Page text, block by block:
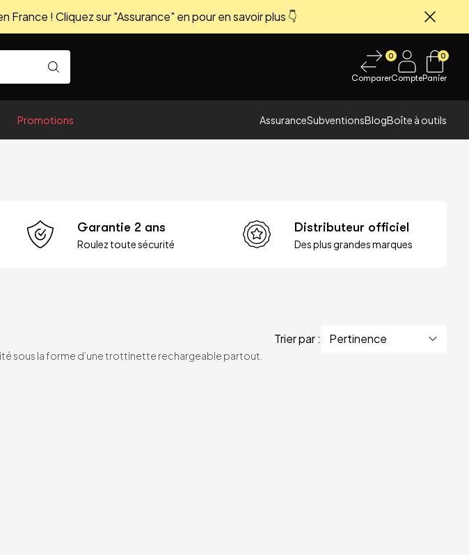
! Cliquez sur "Assurance" en pour en savoir plus 👇
0
ComparerCompte
0
Panier
Promotions AssuranceSubventionsBlogBoîte à outils
Garantie 2 ans
Roulez toute sécurité
Distributeur officiel
Des plus grandes marques
sous la forme d’une trottinette rechargeable partout.
Trier par :